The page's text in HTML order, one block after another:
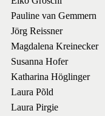
Pauline van Gemmern
Jörg Reissner
Magdalena Kreinecker
Susanna Hofer
Katharina Höglinger
Laura Põld
Laura Pirgie